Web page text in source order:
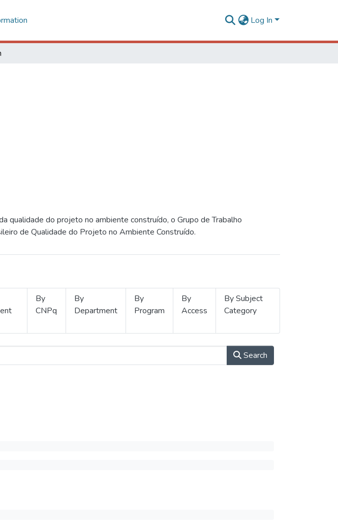
Log In
qualidade do projeto no ambiente construído, o Grupo de Trabalho
de Qualidade do Projeto no Ambiente Construído.
By
CNPq
By
Department
By
Program
By
Access
By Subject
Category
Search